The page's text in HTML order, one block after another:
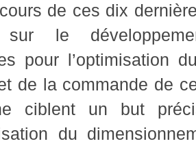
de ces dix
sur le
pour l’optimisation
de la commande de
ciblent un but
du